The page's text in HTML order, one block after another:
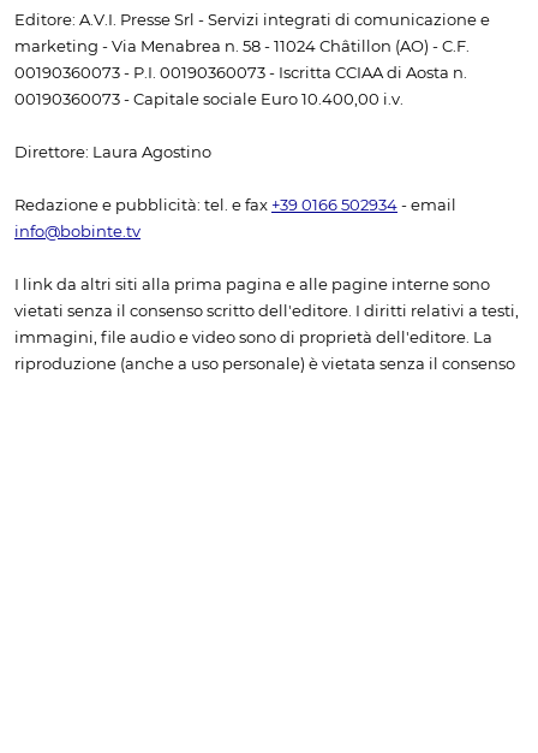
Editore: A.V.I. Presse Srl - Servizi integrati di comunicazione e
marketing - Via Menabrea n. 58 - 11024 Châtillon (AO) - C.F.
00190360073 - P.I. 00190360073 - Iscritta CCIAA di Aosta n.
00190360073 - Capitale sociale Euro 10.400,00 i.v.
Direttore: Laura Agostino
Redazione e pubblicità: tel. e fax +39 0166 502934 - email
info@bobinte.tv
I link da altri siti alla prima pagina e alle pagine interne sono
vietati senza il consenso scritto dell'editore. I diritti relativi a testi,
immagini, file audio e video sono di proprietà dell'editore. La
riproduzione (anche a uso personale) è vietata senza il consenso